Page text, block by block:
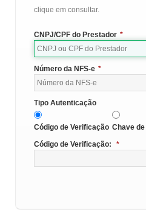
clique em consultar.
CNPJ/CPF do Prestador *
Número da NFS-e *
Tipo Autenticação
Código de Verificação Chave
Código de Verificação:
*